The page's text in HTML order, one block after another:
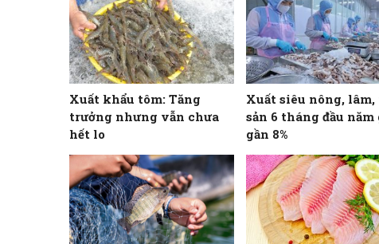
Xuất khẩu tôm: Tăng
trưởng nhưng vẫn chưa
hết lo
Xuất siêu nông,
sản 6 tháng đầu năm
gần 8%